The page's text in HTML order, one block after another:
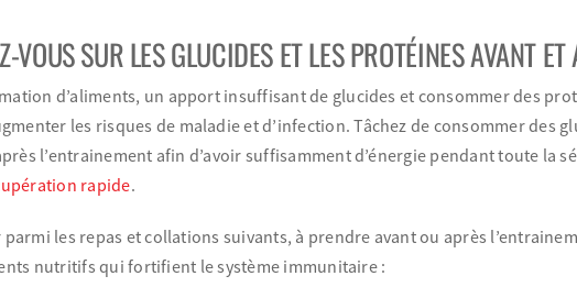
VOUS SUR LES GLUCIDES ET LES PROTÉINES AVANT ET
d’aliments, un apport insuffisant de glucides et consommer des
les risques de maladie et d’infection. Tâchez de consommer des
l’entrainement afin d’avoir suffisamment d’énergie pendant toute la
rapide.
les repas et collations suivants, à prendre avant ou après
nutritifs qui fortifient le système immunitaire :